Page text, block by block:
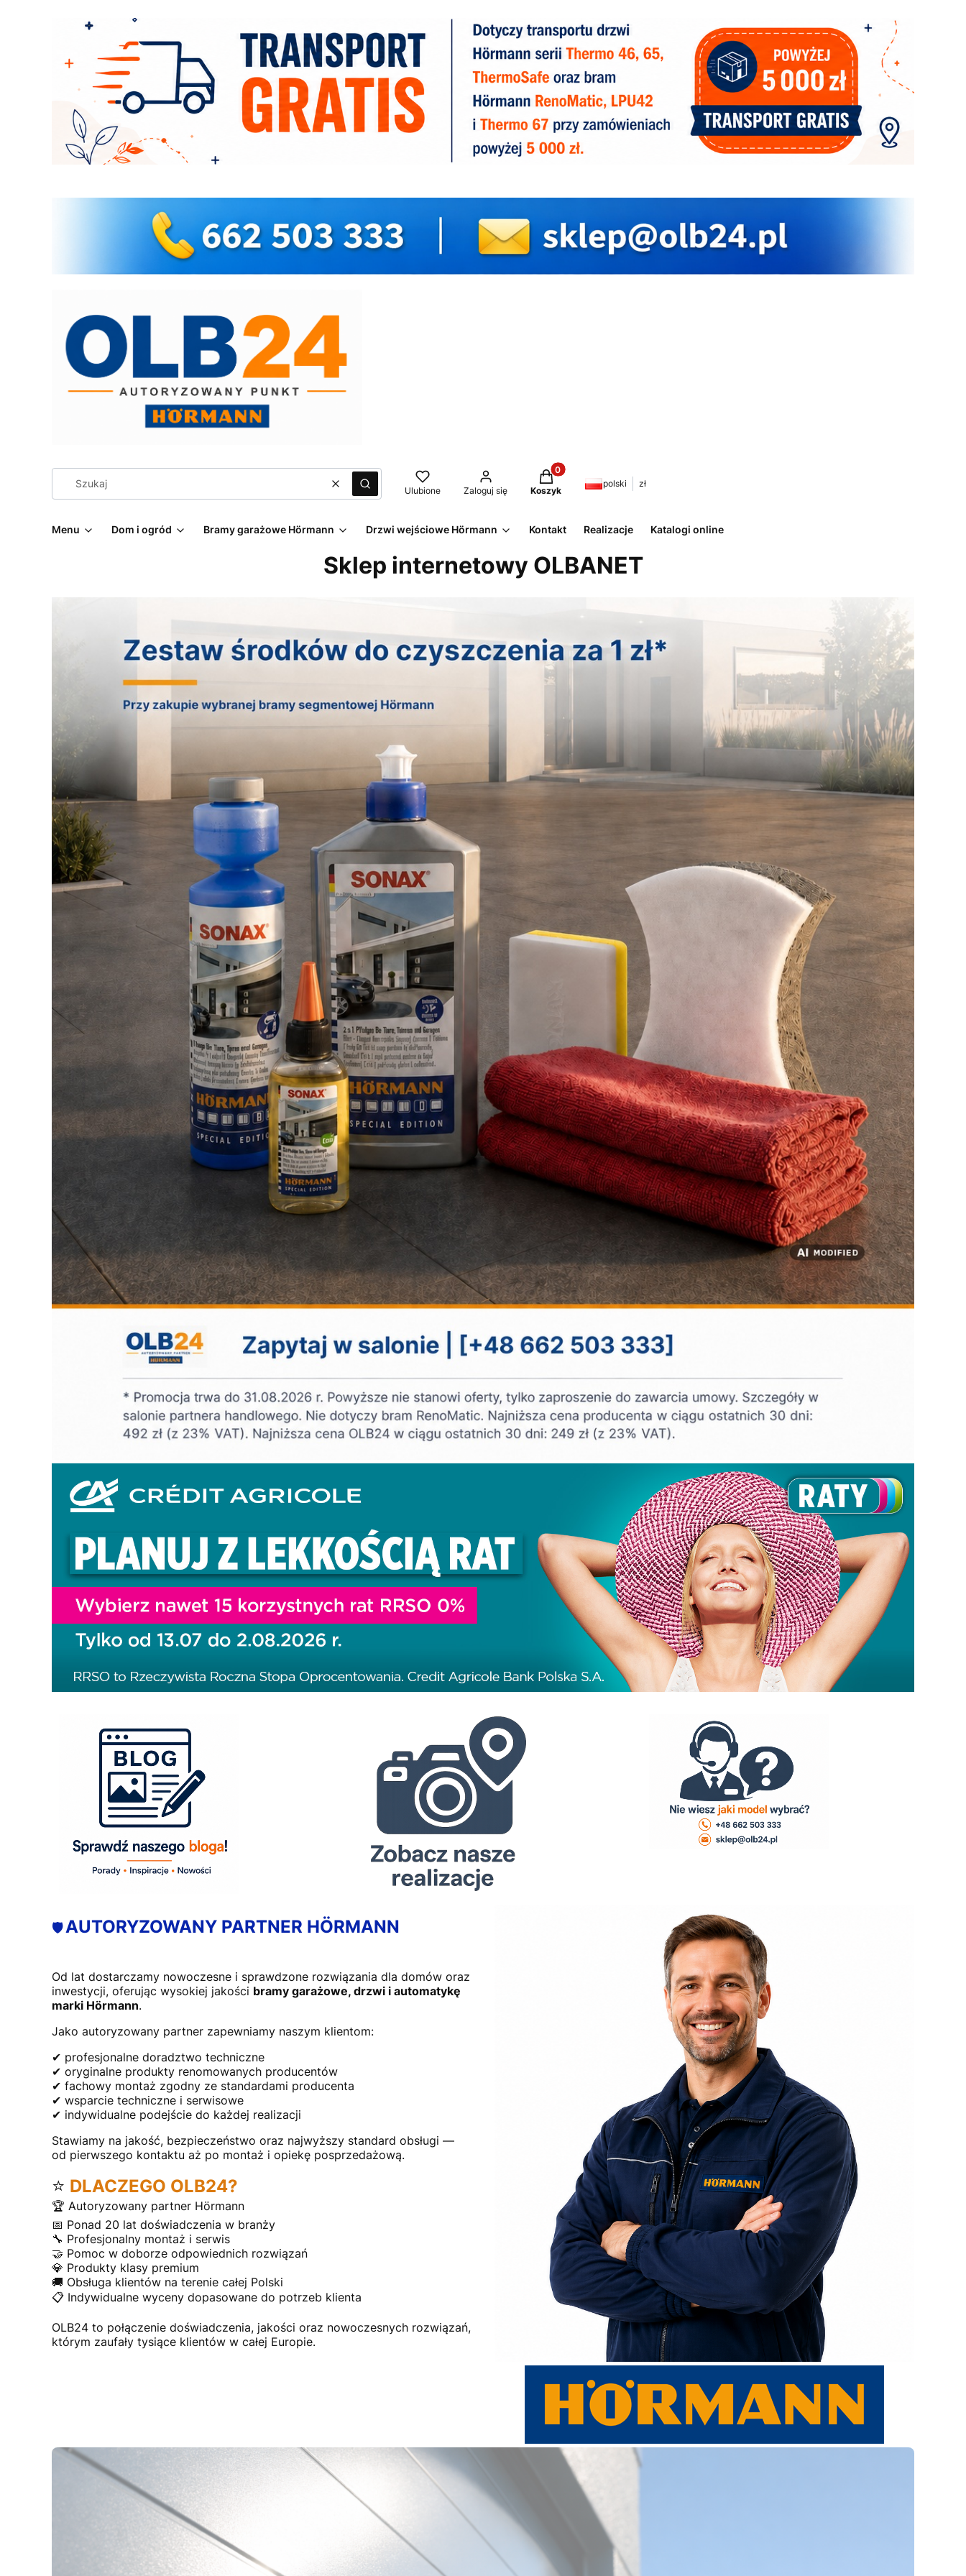
WyczyśćSzukaj Ulubione Zaloguj się
Produkty w koszyku: 0. Zobacz szczegóły
Koszyk
polski zł
Menu Dom i ogród Bramy garażowe Hörmann Drzwi wejściowe Hörmann Kontakt Realizacje Katalogi online
Sklep internetowy OLBANET
🛡️AUTORYZOWANY PARTNER HÖRMANN
Od lat dostarczamy nowoczesne i sprawdzone rozwiązania dla domów oraz
inwestycji, oferując wysokiej jakości bramy garażowe, drzwi i automatykę
marki Hörmann.
Jako autoryzowany partner zapewniamy naszym klientom:
✔ profesjonalne doradztwo techniczne
✔ oryginalne produkty renomowanych producentów
✔ fachowy montaż zgodny ze standardami producenta
✔ wsparcie techniczne i serwisowe
✔ indywidualne podejście do każdej realizacji
Stawiamy na jakość, bezpieczeństwo oraz najwyższy standard obsługi —
od pierwszego kontaktu aż po montaż i opiekę posprzedażową.
⭐ DLACZEGO OLB24?
🏆 Autoryzowany partner Hörmann
📅 Ponad 20 lat doświadczenia w branży
🔧 Profesjonalny montaż i serwis
🤝 Pomoc w doborze odpowiednich rozwiązań
💎 Produkty klasy premium
🚚 Obsługa klientów na terenie całej Polski
📋 Indywidualne wyceny dopasowane do potrzeb klienta
OLB24 to połączenie doświadczenia, jakości oraz nowoczesnych rozwiązań,
którym zaufały tysiące klientów w całej Europie.